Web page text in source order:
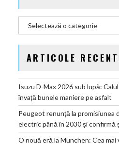
ARTICOLE
Isuzu D-Max 2026 sub lupă:
învață bunele maniere pe asfalt
Peugeot renunță la promisiunea
electric până în 2030 și confirmă
O nouă eră la Munchen: Cea